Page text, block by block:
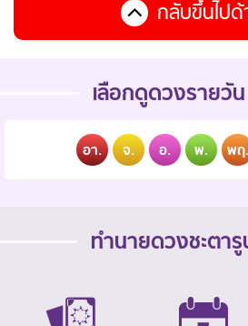
กลับขึ้นไปด้
เลือกดูดวงรายวั
อา. จ. อ. พ. พฤ.
ทำนายดวงชะตา